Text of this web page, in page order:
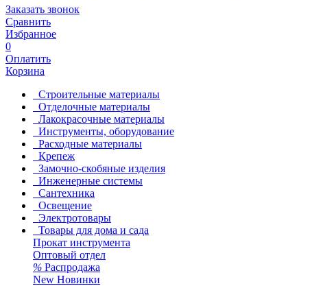
Заказать звонок
Сравнить
Избранное
0
Оплатить
Корзина
Строительные материалы
Отделочные материалы
Лакокрасочные материалы
Инструменты, оборудование
Расходные материалы
Крепеж
Замочно-скобяные изделия
Инженерные системы
Сантехника
Освещение
Электротовары
Товары для дома и сада
Прокат инструмента
Оптовый отдел
% Распродажа
New Новинки